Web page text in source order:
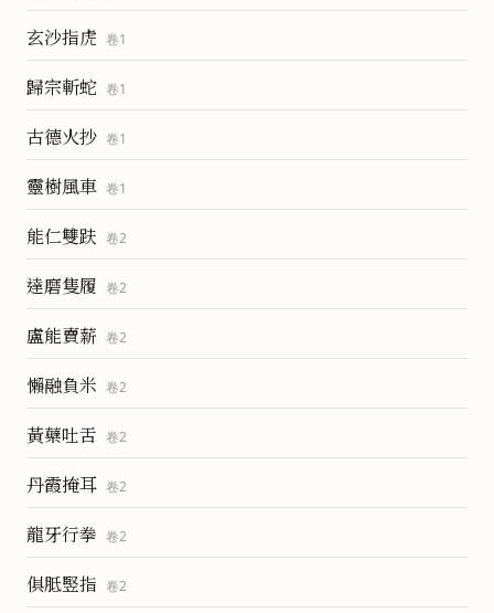
玄沙指虎 卷1
歸宗斬蛇 卷1
古德火抄 卷1
靈樹風車 卷1
能仁雙趺 卷2
達磨隻履 卷2
盧能賣薪 卷2
懶融負米 卷2
黃蘗吐舌 卷2
丹霞掩耳 卷2
龍牙行拳 卷2
俱胝竪指 卷2